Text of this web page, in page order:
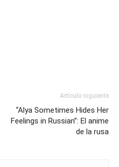
Artículo siguiente
“Alya Sometimes Hides Her
Feelings in Russian”: El anime
de la rusa